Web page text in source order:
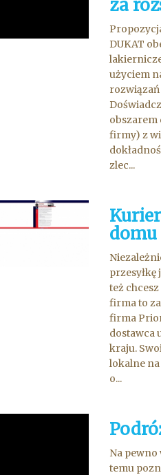
za
DUKAT
użyciem
obszarem
firmy) z
zlec...
też
firma to
firma
dostawca
kraju.
lokalne
o...
Na
temu